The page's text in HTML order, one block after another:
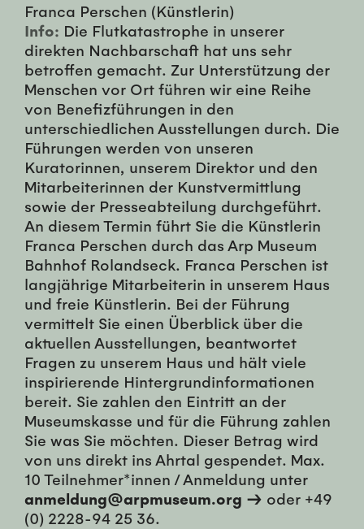
Franca Perschen (Künstlerin)
Info: Die Flutkatastrophe in unserer
direkten Nachbarschaft hat uns sehr
betroffen gemacht. Zur Unterstützung der
Menschen vor Ort führen wir eine Reihe
von Benefizführungen in den
unterschiedlichen Ausstellungen durch. Die
Führungen werden von unseren
Kuratorinnen, unserem Direktor und den
Mitarbeiterinnen der Kunstvermittlung
sowie der Presseabteilung durchgeführt.
An diesem Termin führt Sie die Künstlerin
Franca Perschen durch das Arp Museum
Bahnhof Rolandseck. Franca Perschen ist
langjährige Mitarbeiterin in unserem Haus
und freie Künstlerin. Bei der Führung
vermittelt Sie einen Überblick über die
aktuellen Ausstellungen, beantwortet
Fragen zu unserem Haus und hält viele
inspirierende Hintergrundinformationen
bereit. Sie zahlen den Eintritt an der
Museumskasse und für die Führung zahlen
Sie was Sie möchten. Dieser Betrag wird
von uns direkt ins Ahrtal gespendet. Max.
10 Teilnehmer*innen / Anmeldung unter
anmeldung@arpmuseum.org → oder +49
(0) 2228-94 25 36.